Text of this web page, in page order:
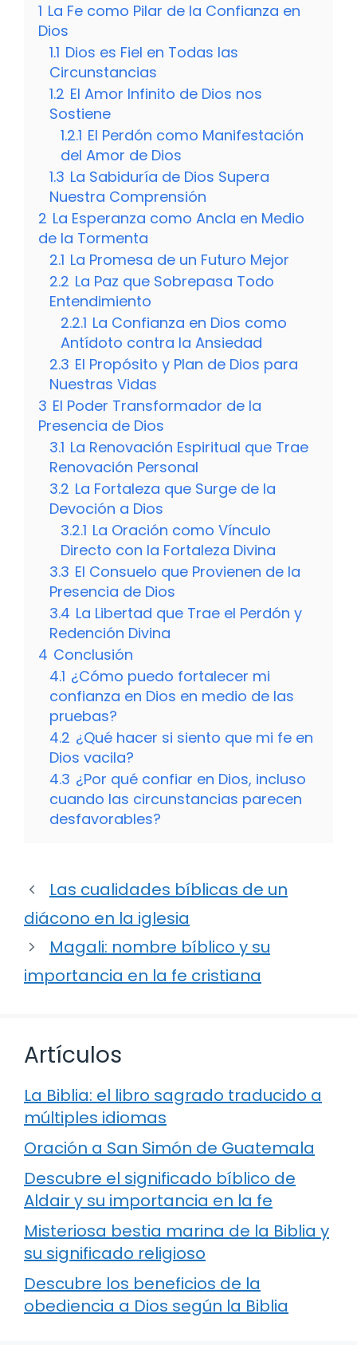
1 La Fe como Pilar de la Confianza en
Dios
1.1 Dios es Fiel en Todas las
Circunstancias
1.2 El Amor Infinito de Dios nos
Sostiene
1.2.1 El Perdón como Manifestación
del Amor de Dios
1.3 La Sabiduría de Dios Supera
Nuestra Comprensión
2 La Esperanza como Ancla en Medio
de la Tormenta
2.1 La Promesa de un Futuro Mejor
2.2 La Paz que Sobrepasa Todo
Entendimiento
2.2.1 La Confianza en Dios como
Antídoto contra la Ansiedad
2.3 El Propósito y Plan de Dios para
Nuestras Vidas
3 El Poder Transformador de la
Presencia de Dios
3.1 La Renovación Espiritual que Trae
Renovación Personal
3.2 La Fortaleza que Surge de la
Devoción a Dios
3.2.1 La Oración como Vínculo
Directo con la Fortaleza Divina
3.3 El Consuelo que Provienen de la
Presencia de Dios
3.4 La Libertad que Trae el Perdón y
Redención Divina
4 Conclusión
4.1 ¿Cómo puedo fortalecer mi
confianza en Dios en medio de las
pruebas?
4.2 ¿Qué hacer si siento que mi fe en
Dios vacila?
4.3 ¿Por qué confiar en Dios, incluso
cuando las circunstancias parecen
desfavorables?
Las cualidades bíblicas de un
diácono en la iglesia
Magali: nombre bíblico y su
importancia en la fe cristiana
Artículos
La Biblia: el libro sagrado traducido a
múltiples idiomas
Oración a San Simón de Guatemala
Descubre el significado bíblico de
Aldair y su importancia en la fe
Misteriosa bestia marina de la Biblia y
su significado religioso
Descubre los beneficios de la
obediencia a Dios según la Biblia